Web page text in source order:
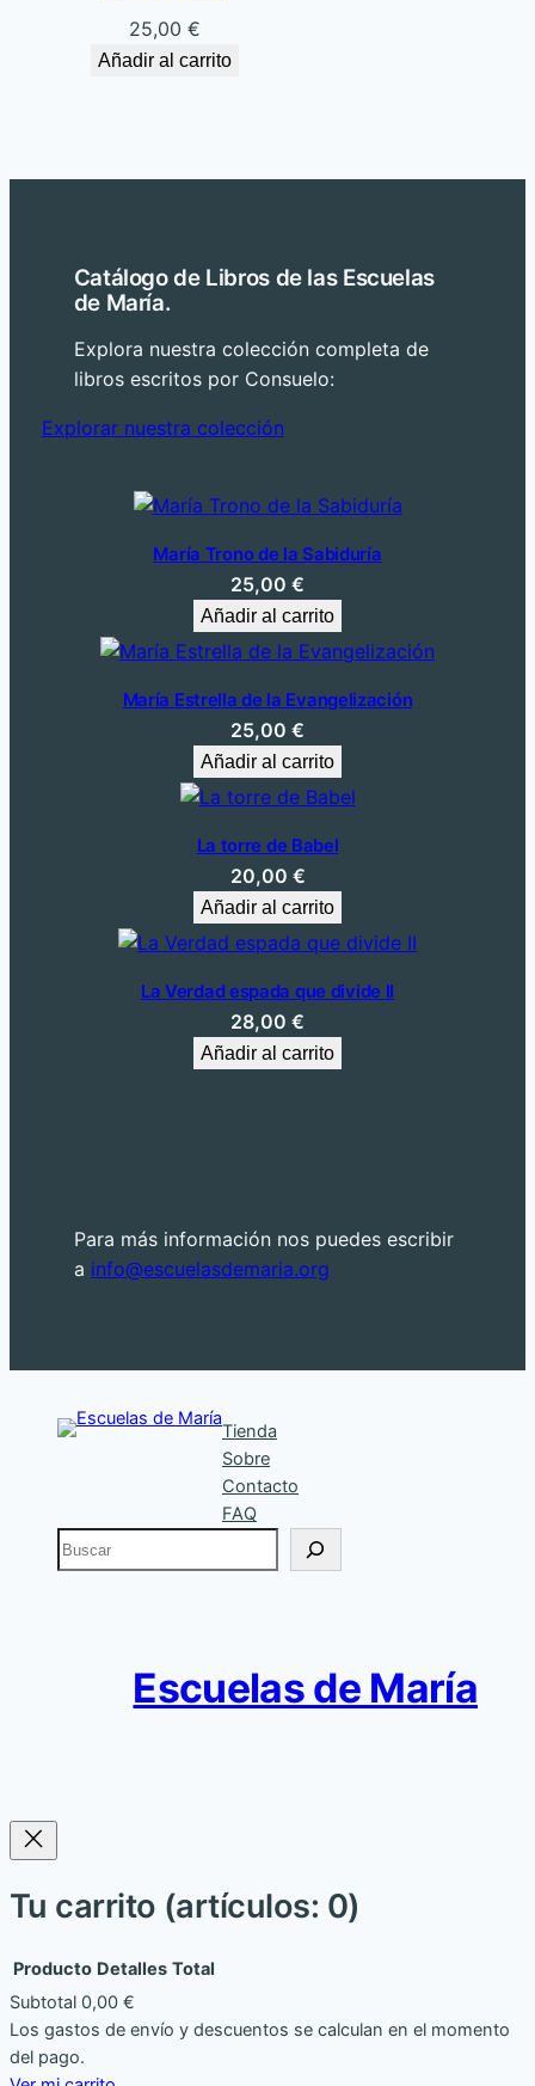
25,00 €
Añadir al carrito
Catálogo de Libros de las Escuelas
de María.
Explora nuestra colección completa de
libros escritos por Consuelo:
Explorar nuestra colección
María Trono de la Sabiduría
25,00 €
Añadir al carrito
María Estrella de la Evangelización
25,00 €
Añadir al carrito
La torre de Babel
20,00 €
Añadir al carrito
La Verdad espada que divide II
28,00 €
Añadir al carrito
Para más información nos puedes escribir
a info@escuelasdemaria.org
Tienda
Sobre
Contacto
FAQ
B
u
Escuelas de María
Tu carrito (artículos: 0)
Productos
del
Producto Detalles Total
Subtotal 0,00 €
Los gastos de envío y descuentos se calculan en el momento
del pago.